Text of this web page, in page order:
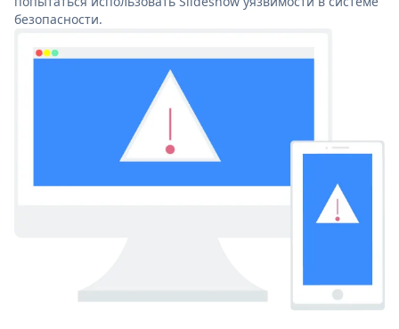
безопасности.